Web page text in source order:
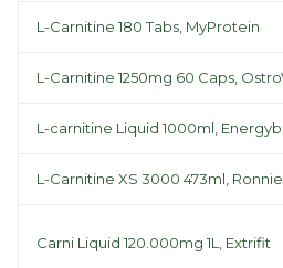
L-Carnitine 180 Tabs, MyProtein
L-Carnitine 1250mg 60 Caps,
L-carnitine Liquid 1000ml,
L-Carnitine XS 3000 473ml,
Carni Liquid 120.000mg 1L, Extrifit